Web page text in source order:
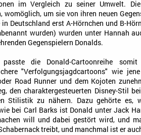
im Vergleich zu seiner Umwelt.
womöglich, um sie von ihren neuen
in Deutschland erst A-Hörnchen und B-
wurden) wurden unter Hannah
Gegenspielern Donalds.
passte die Donald-Cartoonreihe
"Verfolgungsjagdcartoons" wie
Road Runner und dem Kojoten
den charaktergesteuerten Disney-Stil
Stilistik zu nähern. Dazu gehörte es,
bei Carl Barks ist Donald unter Jack
will und dabei gestört wird, und
treibt, und manchmal ist er